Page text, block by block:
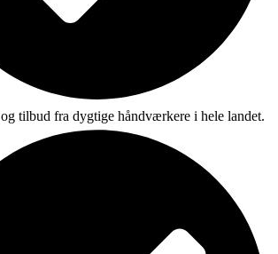
og tilbud fra dygtige håndværkere i hele landet.